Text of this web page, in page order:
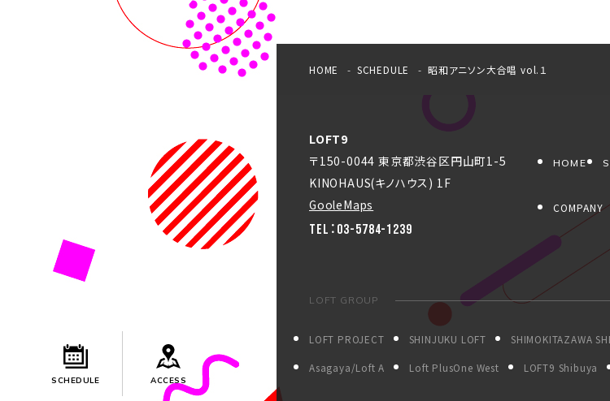
SCHEDULE ACCESS
HOME SCHEDULE 昭和アニソン大合唱 vol.１
LOFT9
〒150-0044 東京都渋谷区円山町1-5
KINOHAUS(キノハウス) 1F
GooleMaps
TEL：03-5784-1239
HOME
COMPANY
LOFT GROUP
LOFT PROJECT SHINJUKU LOFT SHIMOKITAZAWA
Asagaya/Loft A Loft PlusOne West LOFT9 Shibuya